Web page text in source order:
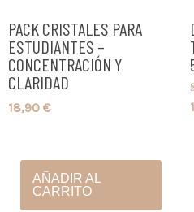
PACK CRISTALES PARA
ESTUDIANTES –
CONCENTRACIÓN Y
CLARIDAD
18,90 €
AÑADIR AL
CARRITO